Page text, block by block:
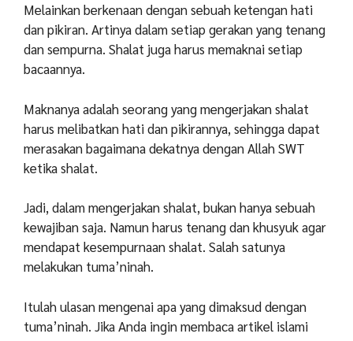
Melainkan berkenaan dengan sebuah ketengan hati
dan pikiran. Artinya dalam setiap gerakan yang tenang
dan sempurna. Shalat juga harus memaknai setiap
bacaannya.
Maknanya adalah seorang yang mengerjakan shalat
harus melibatkan hati dan pikirannya, sehingga dapat
merasakan bagaimana dekatnya dengan Allah SWT
ketika shalat.
Jadi, dalam mengerjakan shalat, bukan hanya sebuah
kewajiban saja. Namun harus tenang dan khusyuk agar
mendapat kesempurnaan shalat. Salah satunya
melakukan tuma’ninah.
Itulah ulasan mengenai apa yang dimaksud dengan
tuma’ninah. Jika Anda ingin membaca artikel islami